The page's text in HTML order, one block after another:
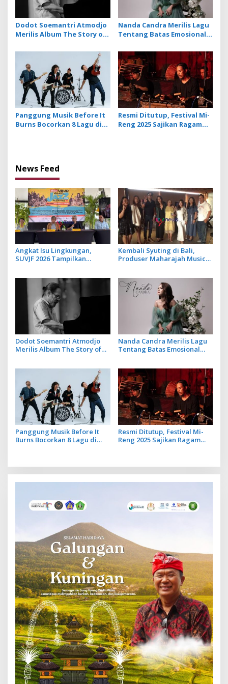
Dodot Soemantri Atmodjo
Merilis Album The Story of
Nanda Candra Merilis Lagu
Tentang Batas Emosional
Single Setara
Panggung Musik Before It
Burns Bocorkan 8 Lagu di
Resmi Ditutup, Festival Mi-
Reng 2025 Sajikan Ragam
News Feed
Angkat Isu Lingkungan,
SUVJF 2026 Tampilkan
Kembali Syuting di Bali,
Produser Maharajah Music
Terbarunya
Dodot Soemantri Atmodjo
Merilis Album The Story of
Nanda Candra Merilis Lagu
Tentang Batas Emosional
Panggung Musik Before It
Burns Bocorkan 8 Lagu di
Resmi Ditutup, Festival Mi-
Reng 2025 Sajikan Ragam